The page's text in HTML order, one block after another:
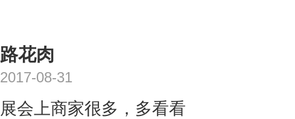
路花肉
2017-08-31
展会上商家很多，多看看